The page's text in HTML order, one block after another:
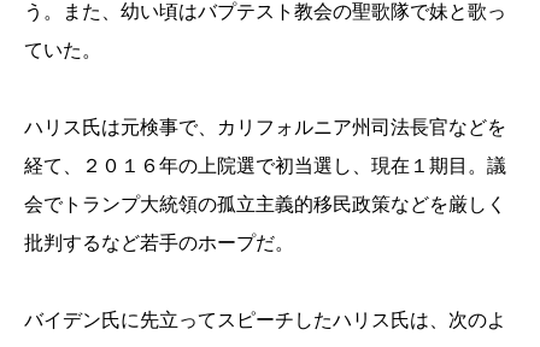
う。また、幼い頃はバプテスト教会の聖歌隊で妹と歌っ
ていた。
ハリス氏は元検事で、カリフォルニア州司法長官などを
経て、２０１６年の上院選で初当選し、現在１期目。議
会でトランプ大統領の孤立主義的移民政策などを厳しく
批判するなど若手のホープだ。
バイデン氏に先立ってスピーチしたハリス氏は、次のよ